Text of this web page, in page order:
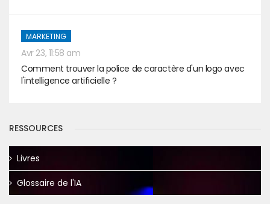
MARKETING
Avr 23, 11:58 am
Comment trouver la police de caractère d'un logo avec
l'intelligence artificielle ?
RESSOURCES
Livres
Glossaire de l'IA